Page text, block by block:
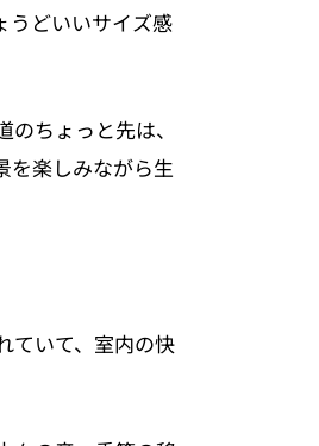
うどいいサイズ感
ちょっと先は、
を楽しみながら生
ていて、室内の快